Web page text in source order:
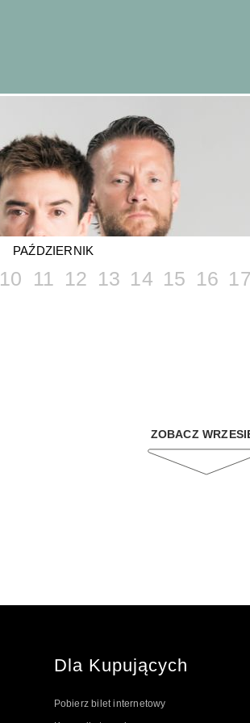
PAŹDZIERNIK
10 11 12 13 14 15 16 17
ZOBACZ
Dla Kupujących
Pobierz bilet internetowy